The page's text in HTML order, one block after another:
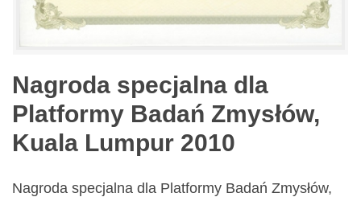
Nagroda specjalna dla
Platformy Badań Zmysłów,
Kuala Lumpur 2010
Nagroda specjalna dla Platformy Badań Zmysłów,